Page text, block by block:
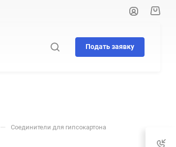
Подать заявку
— Соединители для гипсокартона